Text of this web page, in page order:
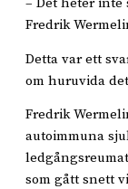
Fredrik
Detta var ett
om huruvida
Fredrik
autoimmuna
som gått snett